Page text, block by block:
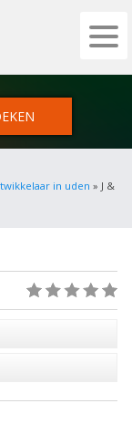
PORTAL
in uden » J &